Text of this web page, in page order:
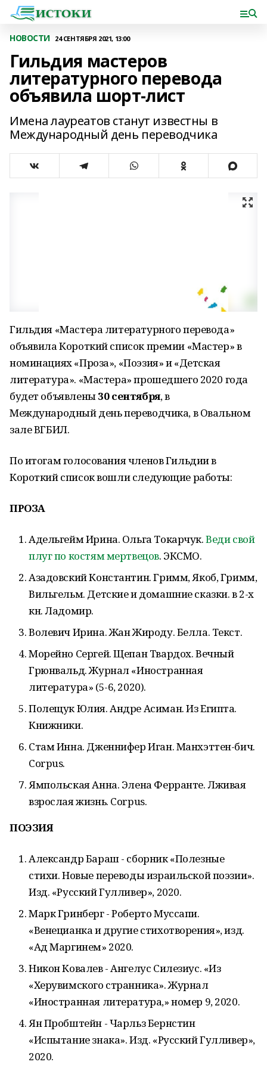
НОВОСТИ 24 СЕНТЯБРЯ 2021, 13:00
Гильдия мастеров
литературного перевода
объявила шорт-лист
Имена лауреатов станут известны в
Международный день переводчика
Гильдия «Мастера литературного перевода»
объявила Короткий список премии «Мастер» в
номинациях «Проза», «Поэзия» и «Детская
литература». «Мастера» прошедшего 2020 года
будет объявлены30 сентября, в
Международный день переводчика, в Овальном
зале ВГБИЛ.
По итогам голосования членов Гильдии в
Короткий список вошли следующие работы:
ПРОЗА
Адельгейм Ирина. Ольга Токарчук.Веди свой
плуг по костям мертвецов. ЭКСМО.
Азадовский Константин. Гримм, Якоб, Гримм,
Вильгельм. Детские и домашние сказки. в 2-х
кн. Ладомир.
Волевич Ирина. Жан Жироду. Белла. Текст.
Морейно Сергей. Щепан Твардох. Вечный
Грюнвальд. Журнал «Иностранная
литература» (5-6, 2020).
Полещук Юлия. Андре Асиман. Из Египта.
Книжники.
Стам Инна. Дженнифер Иган. Манхэттен-бич.
Corpus.
Ямпольская Анна. Элена Ферранте. Лживая
взрослая жизнь. Corpus.
ПОЭЗИЯ
Александр Бараш - сборник «Полезные
стихи. Новые переводы израильской поэзии».
Изд. «Русский Гулливер», 2020.
Марк Гринберг - Роберто Муссапи.
«Венецианка и другие стихотворения», изд.
«Ад Маргинем» 2020.
Никон Ковалев - Ангелус Силезиус. «Из
«Херувимского странника». Журнал
«Иностранная литература,» номер 9, 2020.
Ян Пробштейн - Чарльз Бернстин
«Испытание знака». Изд. «Русский Гулливер»,
2020.